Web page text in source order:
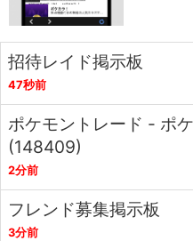
招待レイド掲示板
47秒前
ポケモントレード - ポ
(148409)
2分前
フレンド募集掲示板
3分前